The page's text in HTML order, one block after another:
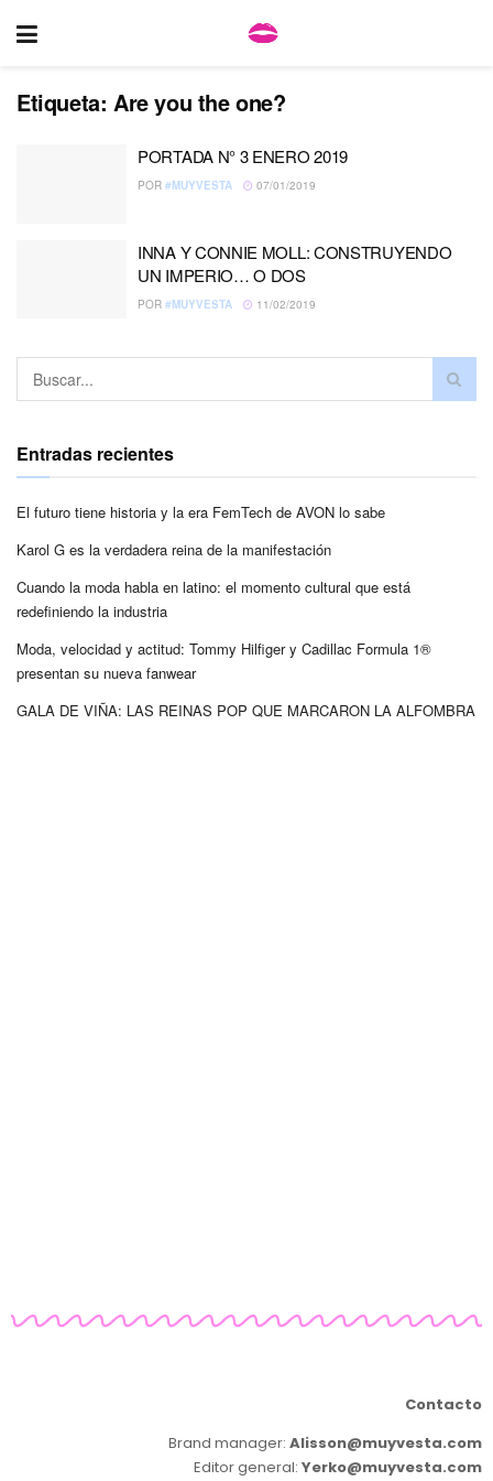
Etiqueta: Are you the one?
PORTADA N° 3 ENERO 2019
POR #MUYVESTA 07/01/2019
INNA Y CONNIE MOLL: CONSTRUYENDO
UN IMPERIO… O DOS
POR #MUYVESTA 11/02/2019
Entradas recientes
El futuro tiene historia y la era FemTech de AVON lo sabe
Karol G es la verdadera reina de la manifestación
Cuando la moda habla en latino: el momento cultural que está
redefiniendo la industria
Moda, velocidad y actitud: Tommy Hilfiger y Cadillac Formula 1®
presentan su nueva fanwear
GALA DE VIÑA: LAS REINAS POP QUE MARCARON LA ALFOMBRA
Contacto
Brand manager: Alisson@muyvesta.com
Editor general: Yerko@muyvesta.com